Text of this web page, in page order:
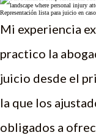
Representación lista para juicio en
Mi experiencia
practico la
juicio desde el
la que los
obligados a